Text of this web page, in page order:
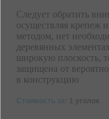
Следует обратить
осуществляя крепеж
методом, нет
деревянных
широкую плоскость,
защищена от
в конструкцию
Стоимость за: